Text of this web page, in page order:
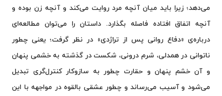
می‌دهد؛ زیرا باید میان آنچه مرد روایت می‌کند و آنچه زن بوده و
آنچه اتفاق افتاده فاصله بگذارد. داستان را می‌توان مطالعه‌‌ای
درباره‌ی «دفاع روانی پس از تراژدی» در نظر گرفت؛ یعنی چطور
ناتوانی در همدلی، شرم درونی، شکست در گذشته به خشمی پنهان
و آن خشم پنهان و حقارت چطور به سازوکار کنترل‌گری تبدیل
می‌شود و آسیب می‌رساند و چطور عشقی بالقوه در مواجهه با این